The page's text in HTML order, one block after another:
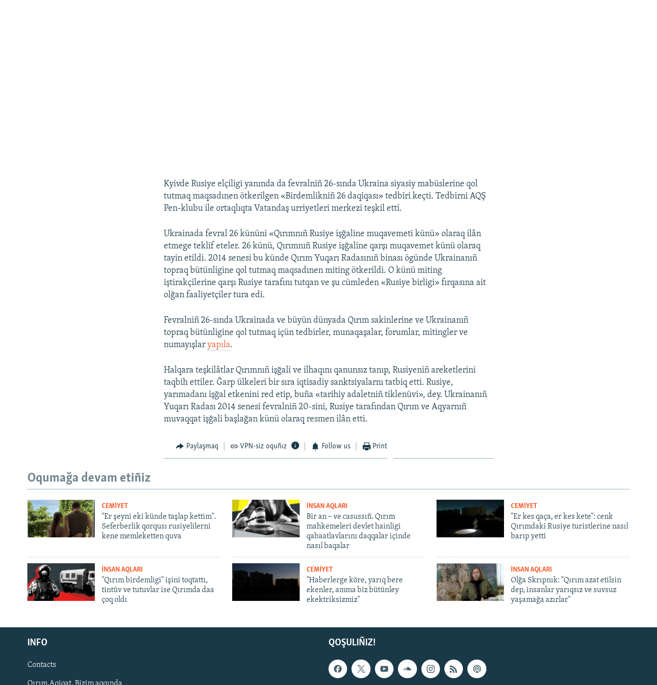
Русский
Українською
QOŞULIÑIZ!
Kyivde Rusiye elçiligi yanında da fevralniñ 26-sında Ukraina siyasiy mabüslerine qol
tutmaq maqsadınen ötkerilgen «Birdemlikniñ 26 daqiqası» tedbiri keçti. Tedbirni AQŞ
Pen-klubu ile ortaqlıqta Vatandaş urriyetleri merkezi teşkil etti.
Ukrainada fevral 26 kününi «Qırımnıñ Rusiye işğaline muqavemeti künü» olaraq ilân
etmege teklif eteler. 26 künü, Qırımnıñ Rusiye işğaline qarşı muqavemet künü olaraq
tayin etildi. 2014 senesi bu künde Qırım Yuqarı Radasınıñ binası ögünde Ukrainanıñ
topraq bütünligine qol tutmaq maqsadınen miting ötkerildi. O künü miting
iştirakçilerine qarşı Rusiye tarafını tutqan ve şu cümleden «Rusiye birligi» fırqasına ait
olğan faaliyetçiler tura edi.
Fevralniñ 26-sında Ukrainada ve büyün dünyada Qırım sakinlerine ve Ukrainanıñ
topraq bütünligine qol tutmaq içün tedbirler, munaqaşalar, forumlar, mitingler ve
numayışlaryapıla.
Halqara teşkilâtlar Qırımnıñ işğali ve ilhaqını qanunsız tanıp, Rusiyeniñ areketlerini
taqbih ettiler. Ğarp ülkeleri bir sıra iqtisadiy sanktsiyalarnı tatbiq etti. Rusiye,
yarımadanı işğal etkenini red etip, buña «tarihiy adaletniñ tiklenüvi», dey. Ukrainanıñ
Yuqarı Radası 2014 senesi fevralniñ 20-sini, Rusiye tarafından Qırım ve Aqyarnıñ
muvaqqat işğali başlağan künü olaraq resmen ilân etti.
Paylaşmaq VPN-siz oquñız Follow us Print
Oqumağa devam etiñiz
CEMİYET
"Er şeyni eki künde taşlap kettim".
Seferberlik qorqusı rusiyelilerni
kene memleketten quva
İNSAN AQLARI
Bir an – ve casussıñ. Qırım
mahkemeleri devlet hainligi
qabaatlavlarını daqqalar içinde
nasıl baqalar
CEMİYET
"Er kes qaça, er kes kete": cenk
Qırımdaki Rusiye turistlerine nasıl
barıp yetti
İNSAN AQLARI
"Qırım birdemligi" işini toqtattı,
tintüv ve tutuvlar ise Qırımda daa
çoq oldı
CEMİYET
"Haberlerge köre, yarıq bere
ekenler, amma biz bütünley
ekektriksizmiz"
İNSAN AQLARI
Olğa Skrıpnık: "Qırım azat etilsin
dep, insanlar yarıqsız ve suvsuz
yaşamağa azırlar"
QOŞULIÑIZ!
INFO
Contacts
Qırım.Aqiqat. Bizim aqqında